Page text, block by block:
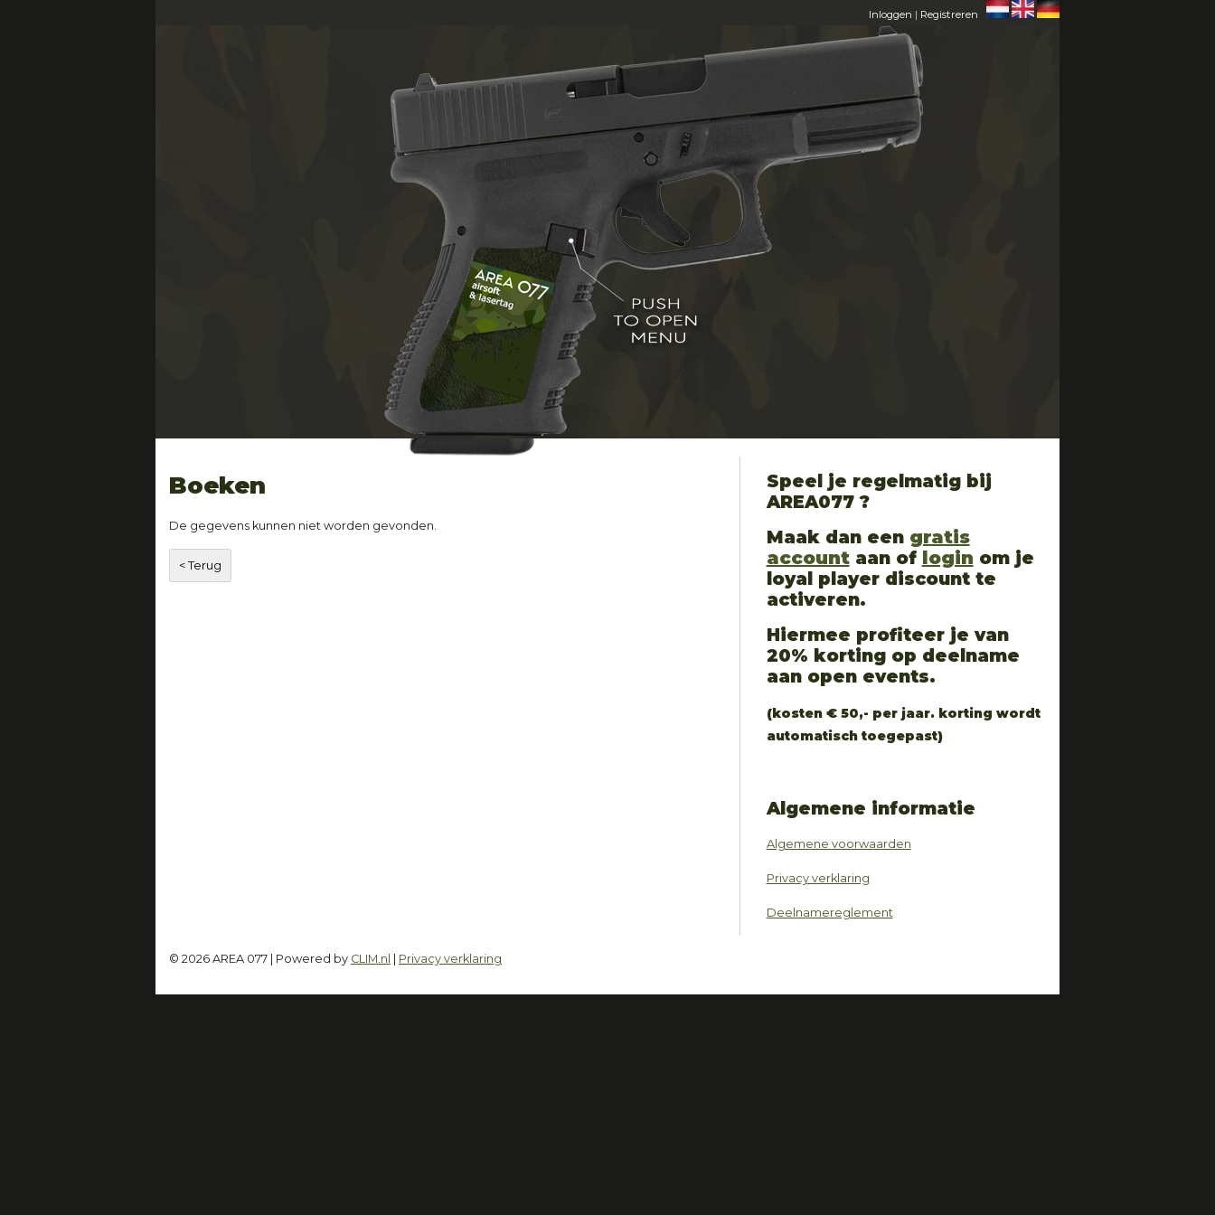
Inloggen | Registreren
HOME
AREA 077
LEDEN
FAQ
CONTACT
Boeken
De gegevens kunnen niet worden gevonden.
Speel je regelmatig bij
AREA077 ?
Maak dan een gratis
accountaan of login om je
loyal player discount te
activeren.
Hiermee profiteer je van
20% korting op deelname
aan open events.
(kosten € 50,- per jaar. korting wordt
automatisch toegepast)
Algemene informatie
Algemene voorwaarden
Privacy verklaring
Deelnamereglement
© 2026 AREA 077 | Powered by CLIM.nl | Privacy verklaring